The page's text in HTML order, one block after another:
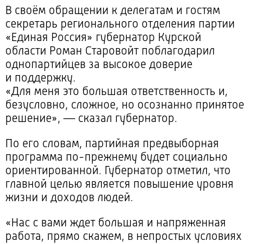
В своём обращении к делегатам и гостям
секретарь регионального отделения партии
«Единая Россия» губернатор Курской
области Роман Старовойт поблагодарил
однопартийцев за высокое доверие
и поддержку.
«Для меня это большая ответственность и,
безусловно, сложное, но осознанно принятое
решение», — сказал губернатор.
По его словам, партийная предвыборная
программа по-прежнему будет социально
ориентированной. Губернатор отметил, что
главной целью является повышение уровня
жизни и доходов людей.
«Нас с вами ждет большая и напряженная
работа, прямо скажем, в непростых условиях